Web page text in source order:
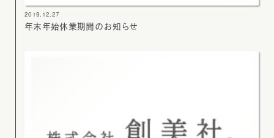
2019.12.27
年末年始休業期間のお知らせ